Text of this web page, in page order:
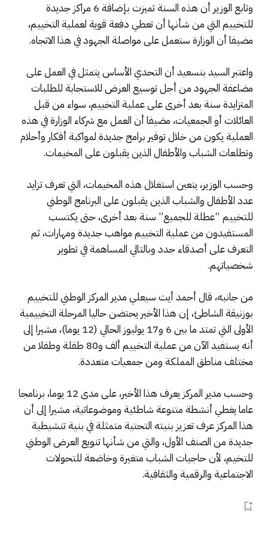
وتابع الوزير أن هذه السنة تميزت بإضافة 6 مراكز جديدة
للتخييم التي من شأنها أن تعطي دفعة قوية لعملية التخييم،
مضيفا أن الوزارة ستعمل على مواصلة الجهود في هذا الاتجاه.
واعتبر السيد بنسعيد أن التحدي الأساس يتمثل في العمل على
مضاعفة الجهود من أجل توسيع العرض للاستجابة للطلبات
المتزايدة سنة بعد أخرى على عملية التخييم، سواء من قبل
العائلات أو الجمعيات، مضيفا أن العمل مع شركاء الوزارة في هذه
العملية يكون من خلال توفير برامج جديدة لمواكبة أفكار وأحلام
وتطلعات الشباب والأطفال الذين يقبلون على المخيمات.
وحسب الوزير، يتعين استغلال هذه المخيمات، التي تعرف تزايد
عدد الأطفال والشباب الذين يقبلون على البرنامج الوطني
للتخييم “عطلة للجميع” سنة بعد أخرى، حتى يكتسب
المستفيدون من عملية التخييم مواهب جديدة ومهارات، ثم
التعرف على أصدقاء جدد وبالتالي المساهمة في تطوير
شخصياتهم.
من جانبه، قال أحمد أيت سيعلي مدير المركز الوطني للتخييم
بوزنيقة الشاطئ، إن هذا الأخير يحتضن حاليا المرحلة التخييمية
الأولى التي تمتد ما بين 6 و17 يوليوز الحالي (12 يوما)، مشيرا إلى
أنه يستفيد الآن من عملية التخييم ألف و80 طفلة وطفلا من
مختلف مناطق المملكة ومن جمعيات متعددة.
وحسب مدير المركز يعرف هذا الأخير، على مدى 12 يوما، برنامجا
عاما يغطي أنشطة متنوعة شاطئية وموضوعاتية، مشيرا إلى أن
هذا المركز عرف تعزيز بنيته التحتية متمثلة في بنية تنشيطية
جديدة من الصنف الأول، والتي من شأنها تنويع العرض الوطني
للتخيم، لأن حاجيات الشباب متغيرة وخاضعة للتحولات
الاجتماعية والرقمية والثقافية.